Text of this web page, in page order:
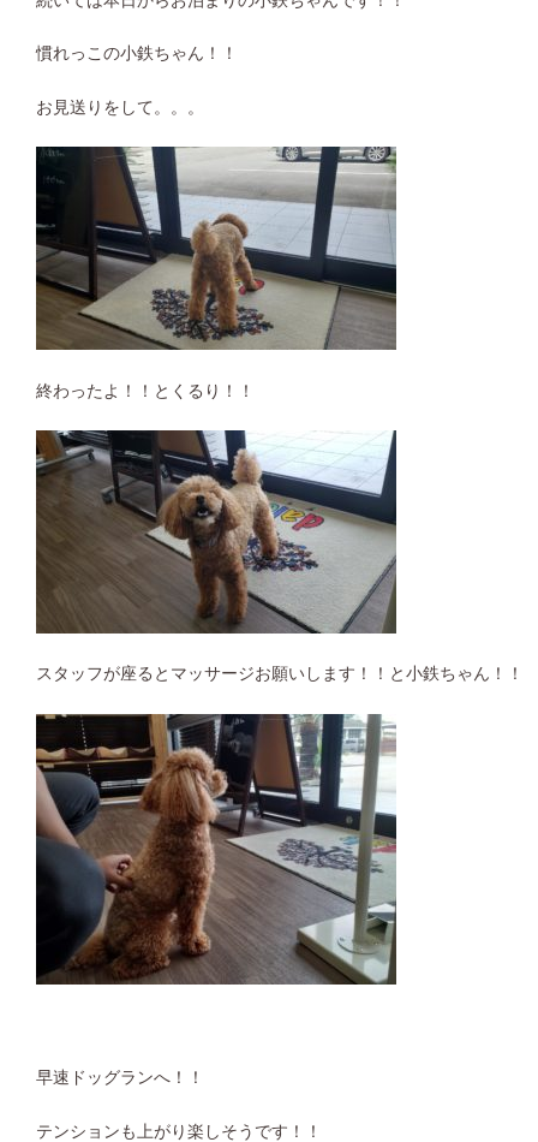
慣れっこの小鉄ちゃん！！
お見送りをして。。。
終わったよ！！とくるり！！
スタッフが座るとマッサージお願いします！！と小鉄ちゃん！！
早速ドッグランへ！！
テンションも上がり楽しそうです！！